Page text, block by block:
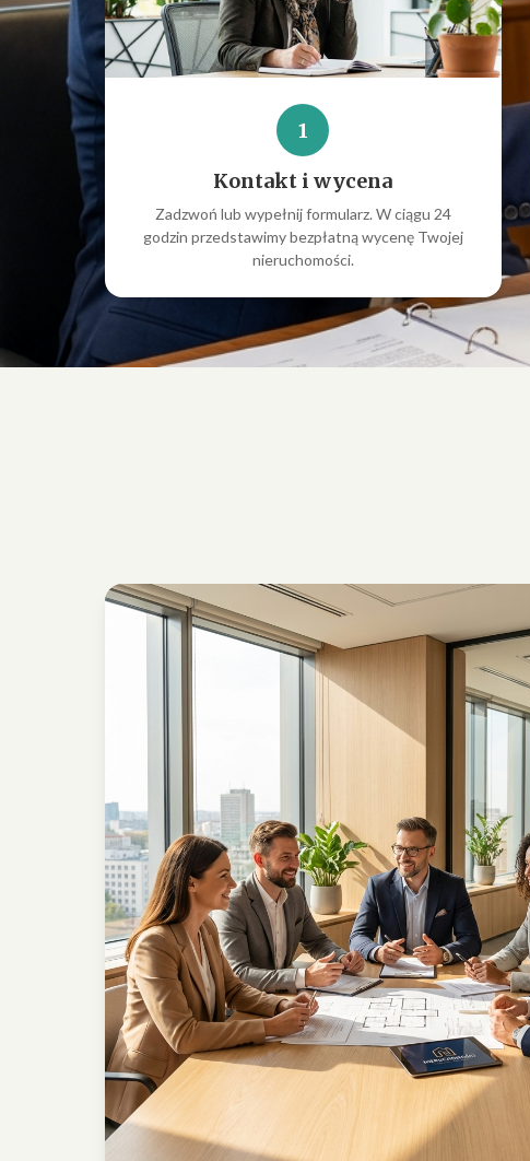
1
Kontakt i wycena
Zadzwoń lub wypełnij formularz. W ciągu 24
godzin przedstawimy bezpłatną wycenę Twojej
nieruchomości.